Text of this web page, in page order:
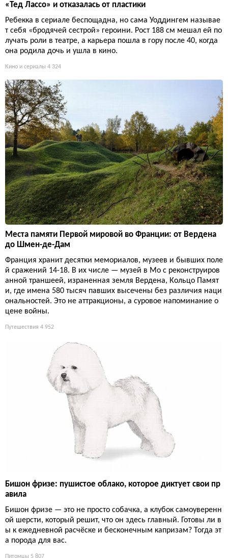
«Тед Лассо» и отказалась от пластики
Ребекка в сериале беспощадна, но сама Уоддингем называе
т себя «бродячей сестрой» героини. Рост 188 см мешал ей по
лучать роли в театре, а карьера пошла в гору после 40, когда
она родила дочь и ушла в кино.
Кино и сериалы 4 324
Места памяти Первой мировой во Франции: от Вердена
до Шмен-де-Дам
Франция хранит десятки мемориалов, музеев и бывших поле
й сражений 14-18. В их числе — музей в Мо с реконструиров
анной траншеей, израненная земля Вердена, Кольцо Памят
и, где имена 580 тысяч павших высечены без различия наци
ональностей. Это не аттракционы, а суровое напоминание о
цене войны.
Путешествия 4 952
Бишон фризе: пушистое облако, которое диктует свои пр
авила
Бишон фризе — это не просто собачка, а клубок самоуверенн
ой шерсти, который решит, что он здесь главный. Готовы ли в
ы к ежедневной расчёске и бесконечным капризам? Тогда эт
а порода для вас.
Питомцы 5 807